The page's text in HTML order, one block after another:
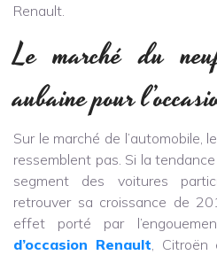
Renault.
Le marché du
aubaine pour
Sur le marché de l’automobile,
ressemblent pas. Si la
segment des voitures
retrouver sa croissance de
effet porté par
d’occasion Renault ,